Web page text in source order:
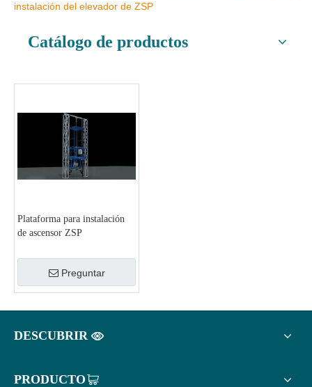
instalación del elevador de ZSP
Catálogo de productos
Plataforma para instalación
de ascensor ZSP
Preguntar
DESCUBRIR
PRODUCTO